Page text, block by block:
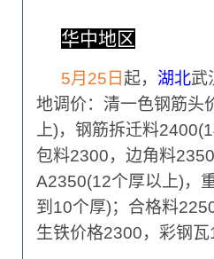
华中地区
5月25日 起， 湖北武
地调价：清一色钢筋头
上)，钢筋拆迁料
包料2300，边角料
A2350(12个厚以上)，
到10个厚)；合格料
生铁价格2300，彩钢瓦